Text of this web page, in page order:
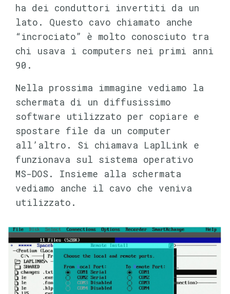
ha dei conduttori invertiti da un
lato. Questo cavo chiamato anche
“incrociato” è molto conosciuto tra
chi usava i computers nei primi anni
90.
Nella prossima immagine vediamo la
schermata di un diffusissimo
software utilizzato per copiare e
spostare file da un computer
all’altro. Si chiamava LaplLink e
funzionava sul sistema operativo
MS-DOS. Insieme alla schermata
vediamo anche il cavo che veniva
utilizzato.